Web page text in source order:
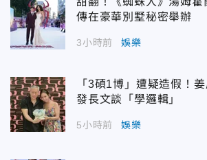
傳在豪華別墅秘密舉辦
3小時前 娛樂
「3碩1博」遭疑造假！
發長文談「學邏輯」
5小時前 娛樂